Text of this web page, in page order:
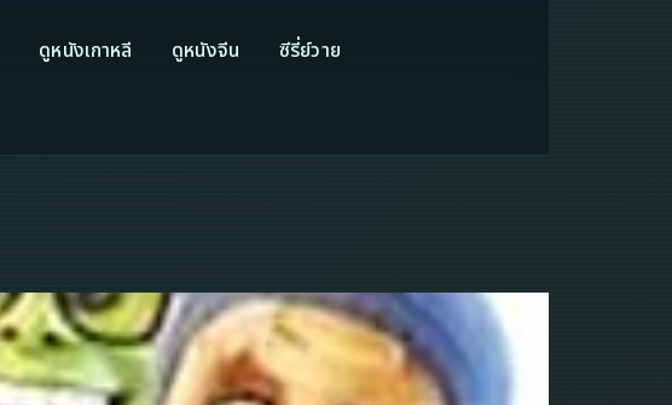
ดูหนังเกาหลี ดูหนังจีน
ซีรี่ย์วาย